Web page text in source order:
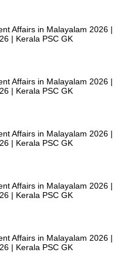
Affairs in Malayalam 2026 |
| Kerala PSC GK
Affairs in Malayalam 2026 |
| Kerala PSC GK
Affairs in Malayalam 2026 |
| Kerala PSC GK
Affairs in Malayalam 2026 |
| Kerala PSC GK
Affairs in Malayalam 2026 |
| Kerala PSC GK